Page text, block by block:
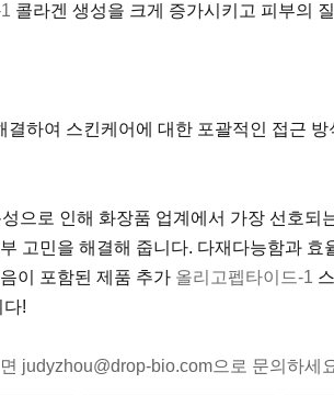
콜라겐 생성을 크게 증가시키고 피부의
하여 스킨케어에 대한 포괄적인 접근 방
으로 인해 화장품 업계에서 가장 선호되
고민을 해결해 줍니다. 다재다능함과 효
이 포함된 제품 추가 올리고펩타이드-1
!
judyzhou@drop-bio.com으로 문의하세